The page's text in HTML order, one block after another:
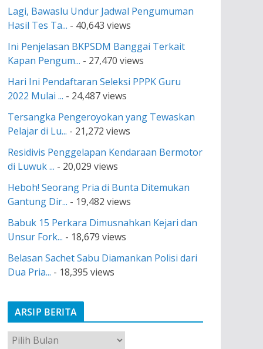
Lagi, Bawaslu Undur Jadwal Pengumuman
Hasil Tes Ta... - 40,643 views
Ini Penjelasan BKPSDM Banggai Terkait
Kapan Pengum... - 27,470 views
Hari Ini Pendaftaran Seleksi PPPK Guru
2022 Mulai ... - 24,487 views
Tersangka Pengeroyokan yang Tewaskan
Pelajar di Lu... - 21,272 views
Residivis Penggelapan Kendaraan Bermotor
di Luwuk ... - 20,029 views
Heboh! Seorang Pria di Bunta Ditemukan
Gantung Dir... - 19,482 views
Babuk 15 Perkara Dimusnahkan Kejari dan
Unsur Fork... - 18,679 views
Belasan Sachet Sabu Diamankan Polisi dari
Dua Pria... - 18,395 views
ARSIP BERITA
A